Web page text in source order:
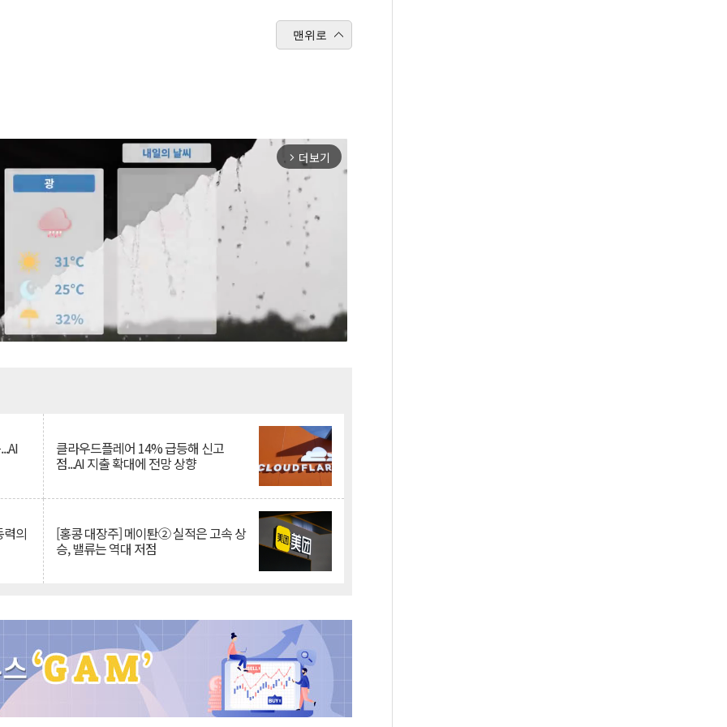
맨위로
arrow_forward_ios 더보기
클라우드플레어 14% 급등해 신고
점...AI 지출 확대에 전망 상향
의 [홍콩 대장주] 메이퇀② 실적은 고속 상
승, 밸류는 역대 저점